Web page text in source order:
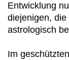
Entwicklung
diejenigen,
astrologisch
Im